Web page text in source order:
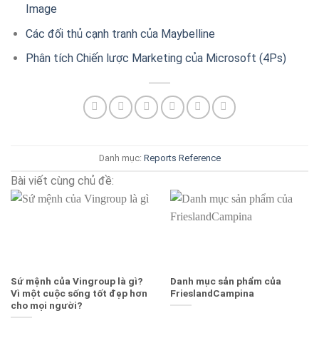
Image
Các đối thủ cạnh tranh của Maybelline
Phân tích Chiến lược Marketing của Microsoft (4Ps)
Danh mục: Reports Reference
Bài viết cùng chủ đề:
Sứ mệnh của Vingroup là gì?
Vì một cuộc sống tốt đẹp hơn
cho mọi người?
Danh mục sản phẩm của
FrieslandCampina